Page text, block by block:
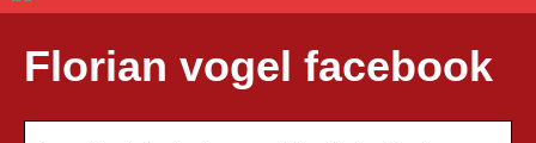
Florian vogel facebook